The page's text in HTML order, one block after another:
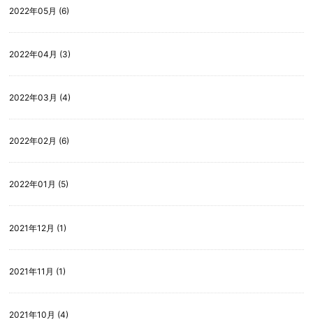
2022年05月 (6)
2022年04月 (3)
2022年03月 (4)
2022年02月 (6)
2022年01月 (5)
2021年12月 (1)
2021年11月 (1)
2021年10月 (4)